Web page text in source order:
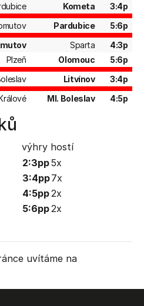
Kometa
3:4p
Pardubice
5:6p
Sparta
4:3p
Plzeň Olomouc
5:6p
Litvínov
3:4p
Ml. Boleslav 4:5p
výhry hostí
2:3pp5x
3:4pp7x
4:5pp2x
5:6pp2x
uvítáme na